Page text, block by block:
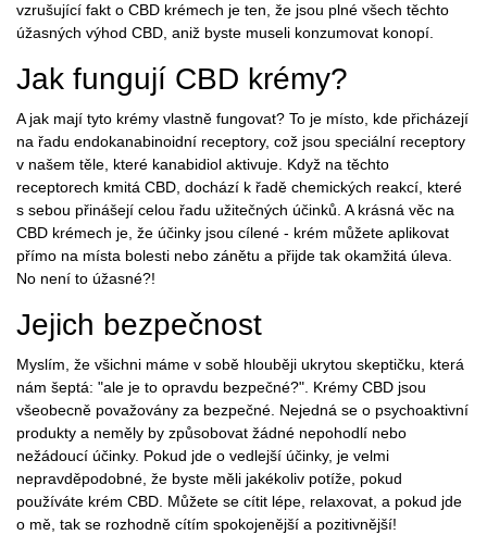
vzrušující fakt o CBD krémech je ten, že jsou plné všech těchto
úžasných výhod CBD, aniž byste museli konzumovat konopí.
Jak fungují CBD krémy?
A jak mají tyto krémy vlastně fungovat? To je místo, kde přicházejí
na řadu endokanabinoidní receptory, což jsou speciální receptory
v našem těle, které kanabidiol aktivuje. Když na těchto
receptorech kmitá CBD, dochází k řadě chemických reakcí, které
s sebou přinášejí celou řadu užitečných účinků. A krásná věc na
CBD krémech je, že účinky jsou cílené - krém můžete aplikovat
přímo na místa bolesti nebo zánětu a přijde tak okamžitá úleva.
No není to úžasné?!
Jejich bezpečnost
Myslím, že všichni máme v sobě hlouběji ukrytou skeptičku, která
nám šeptá: "ale je to opravdu bezpečné?". Krémy CBD jsou
všeobecně považovány za bezpečné. Nejedná se o psychoaktivní
produkty a neměly by způsobovat žádné nepohodlí nebo
nežádoucí účinky. Pokud jde o vedlejší účinky, je velmi
nepravděpodobné, že byste měli jakékoliv potíže, pokud
používáte krém CBD. Můžete se cítit lépe, relaxovat, a pokud jde
o mě, tak se rozhodně cítím spokojenější a pozitivnější!